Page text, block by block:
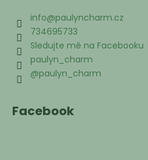
info@paulyncharm.cz
734695733
Sledujte mě na Facebooku
paulyn_charm
@paulyn_charm
Facebook